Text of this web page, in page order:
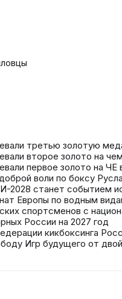
третью золотую
второе золото на
первое золото на
воли по боксу
2028 станет событием
Европы по водным
спортсменов с
России на 2027 год
кикбоксинга
Игр будущего от